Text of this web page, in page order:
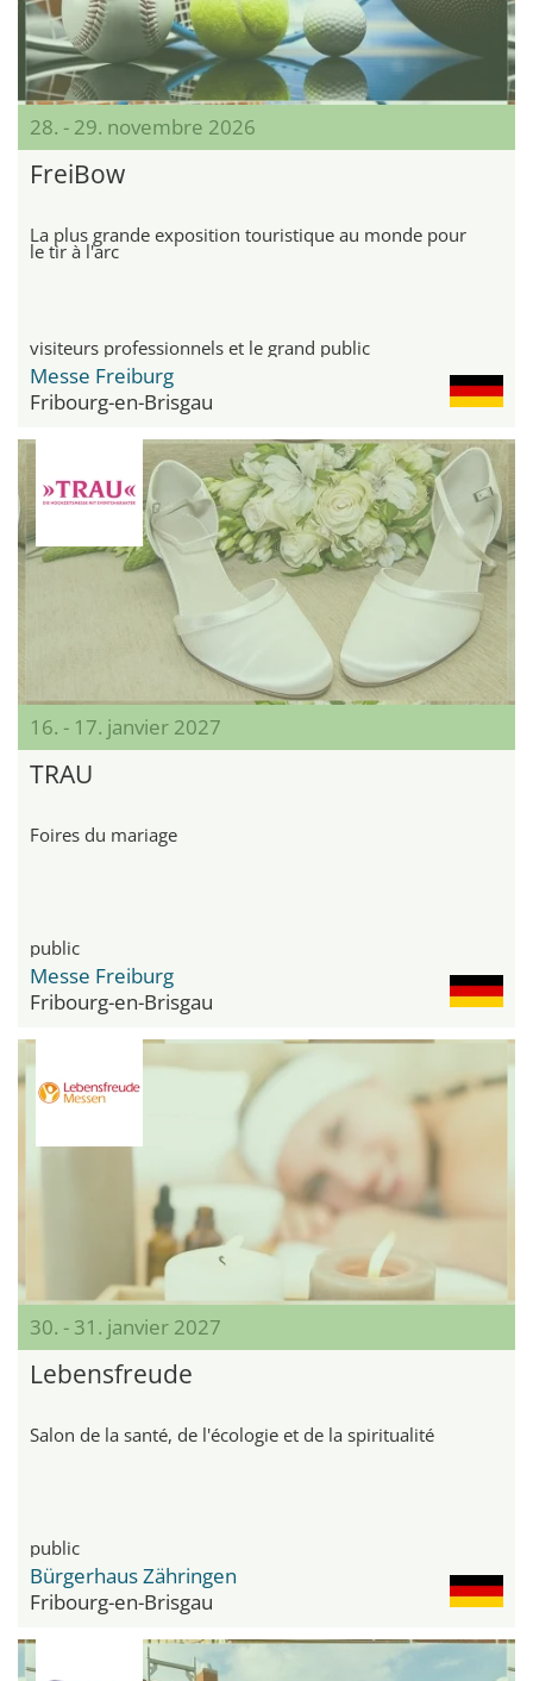
28. - 29. novembre 2026
FreiBow
La plus grande exposition touristique au monde pour
le tir à l'arc
visiteurs professionnels et le grand public
Messe Freiburg
Fribourg-en-Brisgau
16. - 17. janvier 2027
TRAU
Foires du mariage
public
Messe Freiburg
Fribourg-en-Brisgau
30. - 31. janvier 2027
Lebensfreude
Salon de la santé, de l'écologie et de la spiritualité
public
Bürgerhaus Zähringen
Fribourg-en-Brisgau